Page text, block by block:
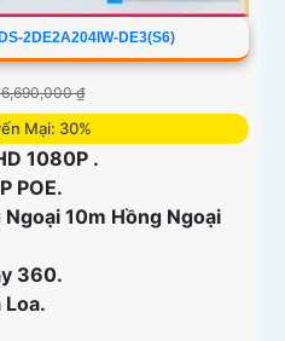
2DE2A204IW-DE3(S6)
6,690,000 ₫
Mại: 30%
1080P .
POE.
Ngoại 10m Hồng Ngoại
360.
Loa.